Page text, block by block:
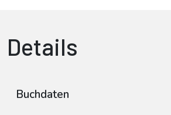
Details
Buchdaten